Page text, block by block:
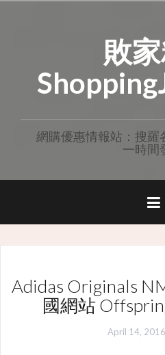
敗
網購優惠情報站：搜羅
一時間
Adidas Originals
國網站
April 14, 2016